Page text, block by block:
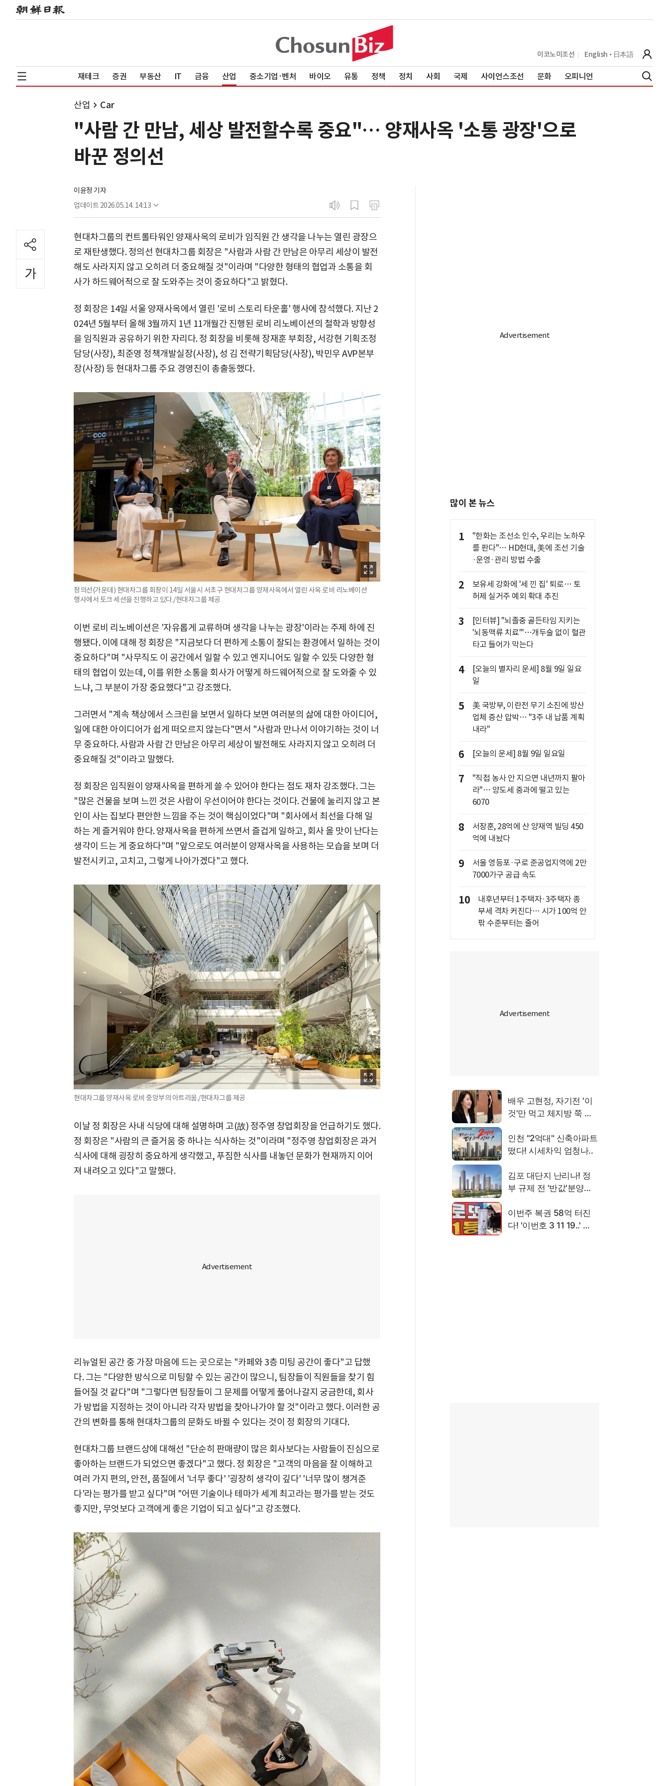
이코노미조선 English 日本語
재테크 증권 부동산 IT 금융 산업 중소기업·벤처 바이오 유통 정책 정치 사회 국제 사이언스조선 문화 오피니언
산업 Car
"사람 간 만남, 세상 발전할수록 중요"… 양재사옥 '소통 광장'으로
바꾼 정의선
이윤정 기자
업데이트 2026.05.14. 14:13
현대차그룹의 컨트롤타워인 양재사옥의 로비가 임직원 간 생각을 나누는 열린 광장으
로 재탄생했다. 정의선 현대차그룹 회장은 "사람과 사람 간 만남은 아무리 세상이 발전
해도 사라지지 않고 오히려 더 중요해질 것"이라며 "다양한 형태의 협업과 소통을 회
사가 하드웨어적으로 잘 도와주는 것이 중요하다"고 밝혔다.
정 회장은 14일 서울 양재사옥에서 열린 '로비 스토리 타운홀' 행사에 참석했다. 지난 2
024년 5월부터 올해 3월까지 1년 11개월간 진행된 로비 리노베이션의 철학과 방향성
을 임직원과 공유하기 위한 자리다. 정 회장을 비롯해 장재훈 부회장, 서강현 기획조정
담당(사장), 최준영 정책개발실장(사장), 성 김 전략기획담당(사장), 박민우 AVP본부
장(사장) 등 현대차그룹 주요 경영진이 총출동했다.
정의선(가운데) 현대차그룹 회장이 14일 서울시 서초구 현대차그룹 양재사옥에서 열린 사옥 로비 리노베이션
행사에서 토크 세션을 진행하고 있다./현대차그룹 제공
이번 로비 리노베이션은 '자유롭게 교류하며 생각을 나누는 광장'이라는 주제 하에 진
행됐다. 이에 대해 정 회장은 "지금보다 더 편하게 소통이 잘되는 환경에서 일하는 것이
중요하다"며 "사무직도 이 공간에서 일할 수 있고 엔지니어도 일할 수 있듯 다양한 형
태의 협업이 있는데, 이를 위한 소통을 회사가 어떻게 하드웨어적으로 잘 도와줄 수 있
느냐, 그 부분이 가장 중요했다"고 강조했다.
그러면서 "계속 책상에서 스크린을 보면서 일하다 보면 여러분의 삶에 대한 아이디어,
일에 대한 아이디어가 쉽게 떠오르지 않는다"면서 "사람과 만나서 이야기하는 것이 너
무 중요하다. 사람과 사람 간 만남은 아무리 세상이 발전해도 사라지지 않고 오히려 더
중요해질 것"이라고 말했다.
정 회장은 임직원이 양재사옥을 편하게 쓸 수 있어야 한다는 점도 재차 강조했다. 그는
"많은 건물을 보며 느낀 것은 사람이 우선이어야 한다는 것이다. 건물에 눌리지 않고 본
인이 사는 집보다 편안한 느낌을 주는 것이 핵심이었다"며 "회사에서 최선을 다해 일
하는 게 즐거워야 한다. 양재사옥을 편하게 쓰면서 즐겁게 일하고, 회사 올 맛이 난다는
생각이 드는 게 중요하다"며 "앞으로도 여러분이 양재사옥을 사용하는 모습을 보며 더
발전시키고, 고치고, 그렇게 나아가겠다"고 했다.
현대차그룹 양재사옥 로비 중앙부의 아트리움./현대차그룹 제공
이날 정 회장은 사내 식당에 대해 설명하며 고(故) 정주영 창업회장을 언급하기도 했다.
정 회장은 "사람의 큰 즐거움 중 하나는 식사하는 것"이라며 "정주영 창업회장은 과거
식사에 대해 굉장히 중요하게 생각했고, 푸짐한 식사를 내놓던 문화가 현재까지 이어
져 내려오고 있다"고 말했다.
리뉴얼된 공간 중 가장 마음에 드는 곳으로는 "카페와 3층 미팅 공간이 좋다"고 답했
다. 그는 "다양한 방식으로 미팅할 수 있는 공간이 많으니, 팀장들이 직원들을 찾기 힘
들어질 것 같다"며 "그렇다면 팀장들이 그 문제를 어떻게 풀어나갈지 궁금한데, 회사
가 방법을 지정하는 것이 아니라 각자 방법을 찾아나가야 할 것"이라고 했다. 이러한 공
간의 변화를 통해 현대차그룹의 문화도 바뀔 수 있다는 것이 정 회장의 기대다.
현대차그룹 브랜드상에 대해선 "단순히 판매량이 많은 회사보다는 사람들이 진심으로
좋아하는 브랜드가 되었으면 좋겠다"고 했다. 정 회장은 "고객의 마음을 잘 이해하고
여러 가지 편의, 안전, 품질에서 '너무 좋다' '굉장히 생각이 깊다' '너무 많이 챙겨준
다'라는 평가를 받고 싶다"며 "어떤 기술이나 테마가 세계 최고라는 평가를 받는 것도
좋지만, 무엇보다 고객에게 좋은 기업이 되고 싶다"고 강조했다.
많이 본 뉴스
1
"한화는 조선소 인수, 우리는 노하우
를 판다"… HD현대, 美에 조선 기술
·운영·관리 방법 수출
2
보유세 강화에 '세 낀 집' 퇴로… 토
허제 실거주 예외 확대 추진
3
[인터뷰] "뇌졸중 골든타임 지키는
'뇌동맥류 치료'"…개두술 없이 혈관
타고 들어가 막는다
4
[오늘의 별자리 운세] 8월 9일 일요
일
5
美 국방부, 이란전 무기 소진에 방산
업체 증산 압박… "3주 내 납품 계획
내라"
6 [오늘의 운세] 8월 9일 일요일
7
"직접 농사 안 지으면 내년까지 팔아
라"… 양도세 중과에 떨고 있는
6070
8
서장훈, 28억에 산 양재역 빌딩 450
억에 내놨다
9
서울 영등포·구로 준공업지역에 2만
7000가구 공급 속도
10
내후년부터 1주택자·3주택자 종
부세 격차 커진다… 시가 100억 안
팎 수준부터는 줄어